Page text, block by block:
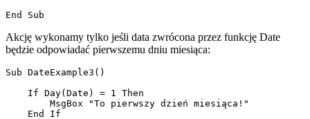
Akcję wykonamy tylko jeśli data zwrócona przez funkcję Date
będzie odpowiadać pierwszemu dniu miesiąca:
Sub DateExample3()
    If Day(Date) = 1 Then
        MsgBox "To pierwszy dzień miesiąca!"
    End If